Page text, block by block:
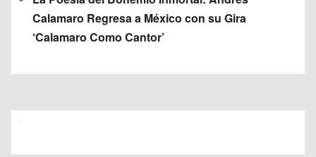
Calamaro Regresa a México con su Gira
‘Calamaro Como Cantor’